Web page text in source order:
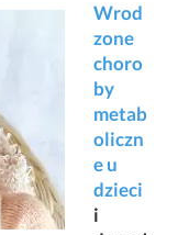
Wrod
zone
choro
by
metab
oliczn
e u
dzieci
i